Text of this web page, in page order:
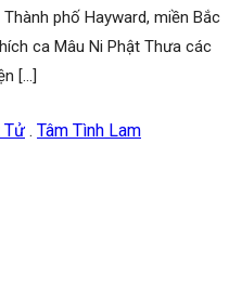
phố Hayward, miền Bắc
ca Mâu Ni Phật Thưa các
[…]
Tử . Tâm Tình Lam